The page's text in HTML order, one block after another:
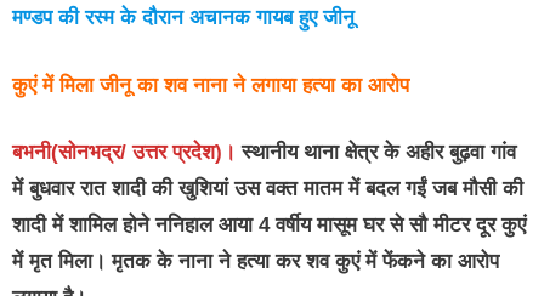
मण्डप की रस्म के दौरान अचानक गायब हुए जीनू
कुएं में मिला जीनू का शव नाना ने लगाया हत्या का आरोप
बभनी(सोनभद्र/ उत्तर प्रदेश)। स्थानीय थाना क्षेत्र के अहीर बुढ़वा गांव
में बुधवार रात शादी की खुशियां उस वक्त मातम में बदल गईं जब मौसी की
शादी में शामिल होने ननिहाल आया 4 वर्षीय मासूम घर से सौ मीटर दूर कुएं
में मृत मिला। मृतक के नाना ने हत्या कर शव कुएं में फेंकने का आरोप